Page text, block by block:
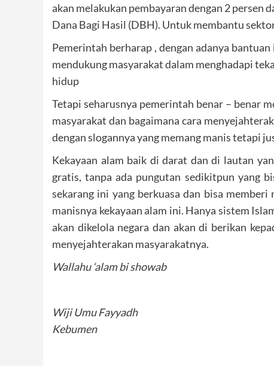
akan melakukan pembayaran dengan 2 persen
Dana Bagi Hasil (DBH). Untuk membantu
Pemerintah berharap , dengan adanya
mendukung masyarakat dalam menghadapi
hidup
Tetapi seharusnya pemerintah benar – benar
masyarakat dan bagaimana cara
dengan slogannya yang memang manis tetapi
Kekayaan alam baik di darat dan di lautan
gratis, tanpa ada pungutan sedikitpun yang
sekarang ini yang berkuasa dan bisa
manisnya kekayaan alam ini. Hanya sistem
akan dikelola negara dan akan di berikan
menyejahterakan masyarakatnya.
Wallahu ‘alam bi showab
Wiji Umu Fayyadh
Kebumen